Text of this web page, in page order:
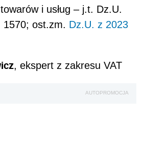
i usług – j.t. Dz.U.
1570; ost.zm. Dz.U. z 2023
, ekspert z zakresu VAT
AUTOPROMOCJA